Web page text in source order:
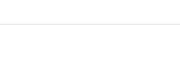
'달라진 임
정부혁신 우